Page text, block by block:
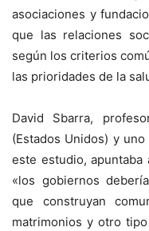
asociaciones y
que las relaciones
según los criterios
las prioridades de la
David Sbarra,
(Estados Unidos) y
este estudio,
«los gobiernos
que construyan
matrimonios y otro